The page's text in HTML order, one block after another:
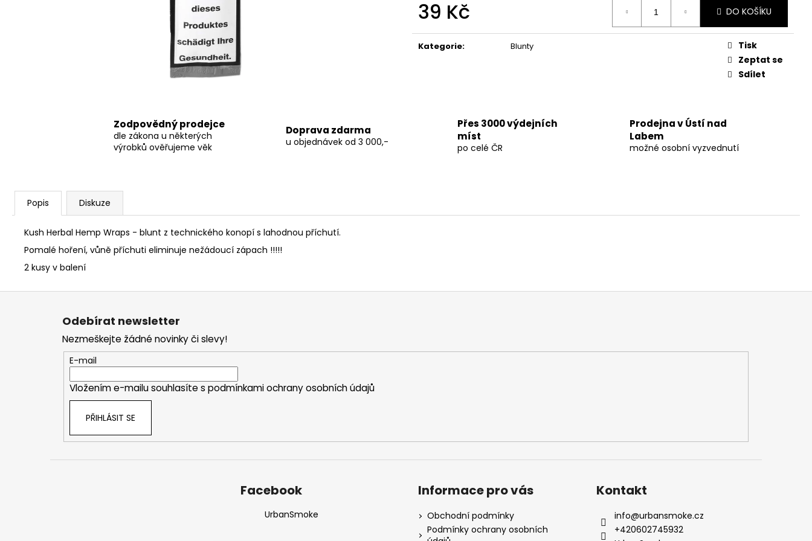
39 Kč
cena:
DO KOŠÍKU
Kategorie: Blunty
Tisk
Zeptat se
Sdílet
Zodpovědný prodejce
dle zákona u některých
výrobků ověřujeme věk
Doprava zdarma
u objednávek od 3 000,-
Přes 3000 výdejních
míst
po celé ČR
Prodejna v Ústí nad
Labem
možné osobní vyzvednutí
Popis Diskuze
Kush Herbal Hemp Wraps - blunt z technického konopí s lahodnou příchutí.
Pomalé hoření, vůně příchuti eliminuje nežádoucí zápach !!!!!
2 kusy v balení
150 Kč
Z
Odebírat newsletter
Nezmeškejte žádné novinky či slevy!
E-mail
Vložením e-mailu souhlasíte s podmínkami ochrany osobních údajů
PŘIHLÁSIT SE
Facebook
UrbanSmoke
Informace pro vás
Obchodní podmínky
Podmínky ochrany osobních
Kontakt
info@urbansmoke.cz
+420602745932